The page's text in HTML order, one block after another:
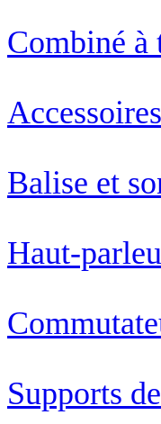
Combiné à
Accessoires
Balise et
Haut-
Supports